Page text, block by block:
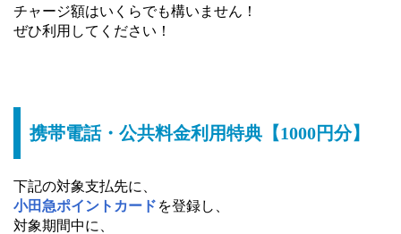
チャージ額はいくらでも構いません！
ぜひ利用してください！
携帯電話・公共料金利用特典【1000円分】
下記の対象支払先に、
小田急ポイントカード を登録し、
対象期間中に、